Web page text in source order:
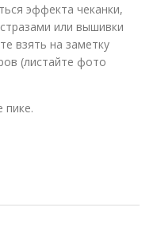
эффекта чеканки,
или вышивки
взять на заметку
(листайте фото
пике.